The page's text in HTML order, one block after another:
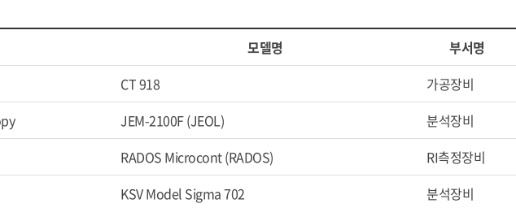
모델명
부서명
CT 918
가공장비
JEM-2100F (JEOL)
분석장비
RADOS Microcont (RADOS)
RI측정장비
KSV Model Sigma 702
분석장비